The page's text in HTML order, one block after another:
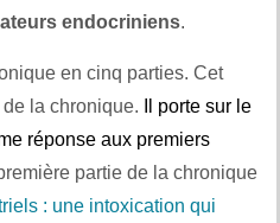
endocriniens.
en cinq parties. Cet
la chronique.
Il porte sur le
réponse aux premiers
partie de la chronique
: une intoxication qui